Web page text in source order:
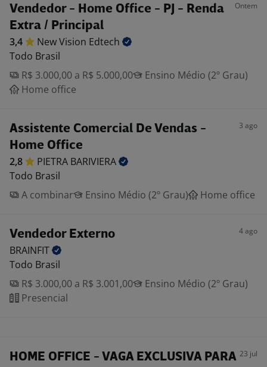
Vendedor - Home Office - PJ - Renda
Extra / Principal
Ontem
3,4 New Vision Edtech
Todo Brasil
R$ 3.000,00 a R$ 5.000,00
Ensino Médio (2º Grau)
Home office
Assistente Comercial De Vendas -
Home Office
3 ago
2,8 PIETRA BARIVIERA
Todo Brasil
A combinar
Ensino Médio (2º Grau) Home office
Vendedor Externo 4 ago
BRAINFIT
Todo Brasil
R$ 3.000,00 a R$ 3.001,00
Ensino Médio (2º Grau)
Presencial
HOME OFFICE - VAGA EXCLUSIVA PARA 23 jul